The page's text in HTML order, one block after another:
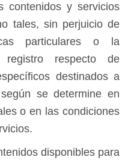
contenidos y servicios
tales, sin perjuicio de
particulares o la
respecto de
destinados a
se determine en
o en las condiciones
disponibles para